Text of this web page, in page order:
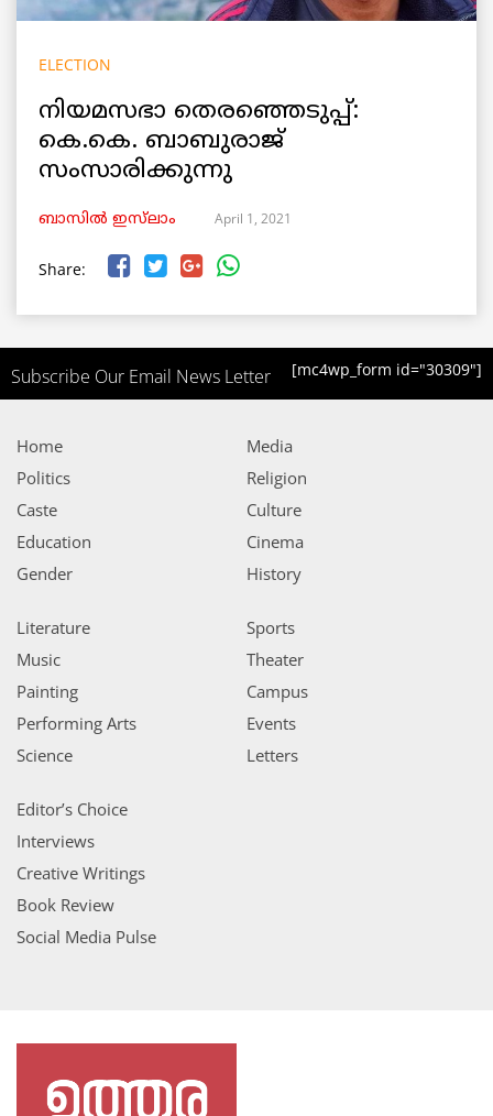
ELECTION
നിയമസഭാ തെരഞ്ഞെടുപ്പ്:
കെ.കെ. ബാബുരാജ്
സംസാരിക്കുന്നു
ബാസിൽ ഇസ്‌ലാം April 1, 2021
Share:
Subscribe Our Email News Letter [mc4wp_form id="30309"]
Home
Politics
Caste
Education
Gender
Media
Religion
Culture
Cinema
History
Literature
Music
Painting
Performing Arts
Science
Sports
Theater
Campus
Events
Letters
Editor’s Choice
Interviews
Creative Writings
Book Review
Social Media Pulse